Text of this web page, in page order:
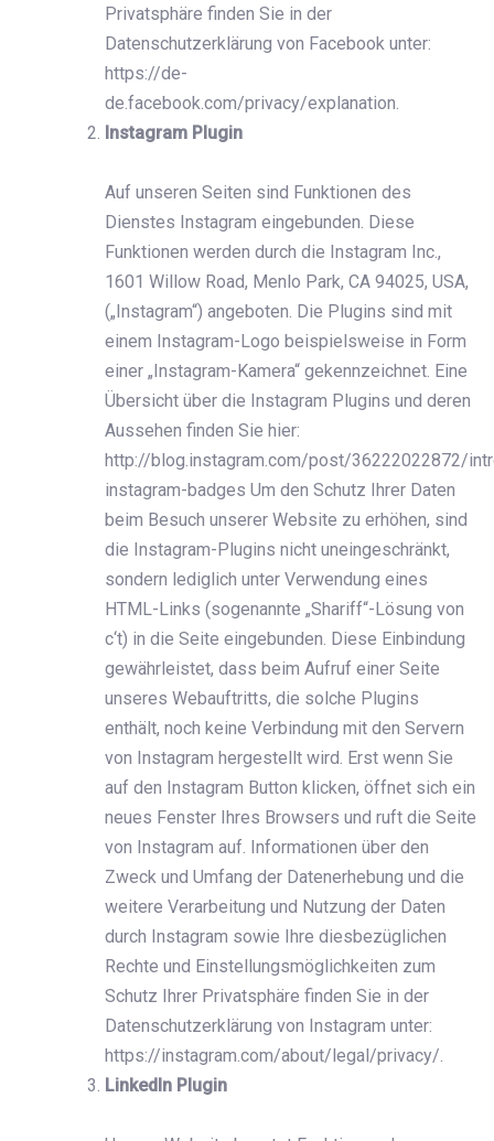
Privatsphäre finden Sie in der
Datenschutzerklärung von Facebook unter:
https://de-
de.facebook.com/privacy/explanation.
Instagram Plugin
Auf unseren Seiten sind Funktionen des
Dienstes Instagram eingebunden. Diese
Funktionen werden durch die Instagram Inc.,
1601 Willow Road, Menlo Park, CA 94025, USA,
(„Instagram“) angeboten. Die Plugins sind mit
einem Instagram-Logo beispielsweise in Form
einer „Instagram-Kamera“ gekennzeichnet. Eine
Übersicht über die Instagram Plugins und deren
Aussehen finden Sie hier:
http://blog.instagram.com/post/36222022872/
instagram-badges Um den Schutz Ihrer Daten
beim Besuch unserer Website zu erhöhen, sind
die Instagram-Plugins nicht uneingeschränkt,
sondern lediglich unter Verwendung eines
HTML-Links (sogenannte „Shariff“-Lösung von
c‘t) in die Seite eingebunden. Diese Einbindung
gewährleistet, dass beim Aufruf einer Seite
unseres Webauftritts, die solche Plugins
enthält, noch keine Verbindung mit den Servern
von Instagram hergestellt wird. Erst wenn Sie
auf den Instagram Button klicken, öffnet sich ein
neues Fenster Ihres Browsers und ruft die Seite
von Instagram auf. ‌Informationen über den
Zweck und Umfang der Datenerhebung und die
weitere Verarbeitung und Nutzung der Daten
durch Instagram sowie Ihre diesbezüglichen
Rechte und Einstellungsmöglichkeiten zum
Schutz Ihrer Privatsphäre finden Sie in der
Datenschutzerklärung von Instagram unter:
https://instagram.com/about/legal/privacy/.
LinkedIn Plugin